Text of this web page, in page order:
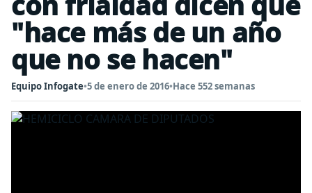
"hace más de un año
que no se hacen"
Equipo Infogate•5 de enero de 2016•Hace 552 semanas